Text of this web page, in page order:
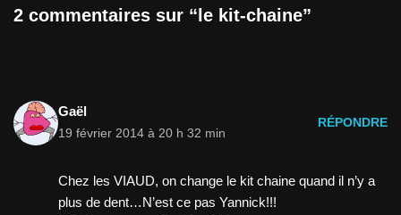
2 commentaires sur “le kit-chaine”
Gaël
19 février 2014 à 20 h 32 min
RÉPONDRE
Chez les VIAUD, on change le kit chaine quand il n’y a
plus de dent…N’est ce pas Yannick!!!